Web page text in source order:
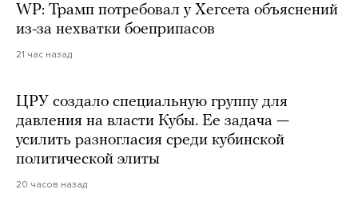
WP: Трамп потребовал у Хегсета объяснений
из-за нехватки боеприпасов
21 час назад
ЦРУ создало специальную группу для
давления на власти Кубы. Ее задача —
усилить разногласия среди кубинской
политической элиты
20 часов назад